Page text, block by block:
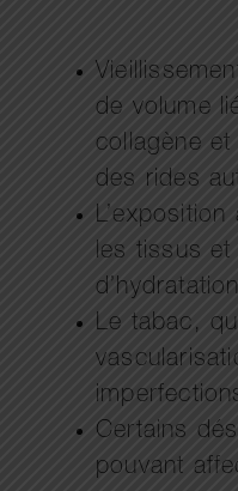
de volume
collagène et
des rides
les tissus et
Le tabac,
Certains
pouvant